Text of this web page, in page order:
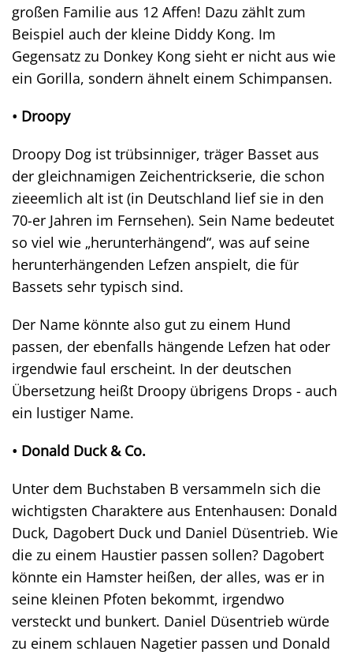
großen Familie aus 12 Affen! Dazu zählt zum
Beispiel auch der kleine Diddy Kong. Im
Gegensatz zu Donkey Kong sieht er nicht aus wie
ein Gorilla, sondern ähnelt einem Schimpansen.
• Droopy
Droopy Dog ist trübsinniger, träger Basset aus
der gleichnamigen Zeichentrickserie, die schon
zieeemlich alt ist (in Deutschland lief sie in den
70-er Jahren im Fernsehen). Sein Name bedeutet
so viel wie „herunterhängend“, was auf seine
herunterhängenden Lefzen anspielt, die für
Bassets sehr typisch sind.
Der Name könnte also gut zu einem Hund
passen, der ebenfalls hängende Lefzen hat oder
irgendwie faul erscheint. In der deutschen
Übersetzung heißt Droopy übrigens Drops - auch
ein lustiger Name.
• Donald Duck & Co.
Unter dem Buchstaben B versammeln sich die
wichtigsten Charaktere aus Entenhausen: Donald
Duck, Dagobert Duck und Daniel Düsentrieb. Wie
die zu einem Haustier passen sollen? Dagobert
könnte ein Hamster heißen, der alles, was er in
seine kleinen Pfoten bekommt, irgendwo
versteckt und bunkert. Daniel Düsentrieb würde
zu einem schlauen Nagetier passen und Donald